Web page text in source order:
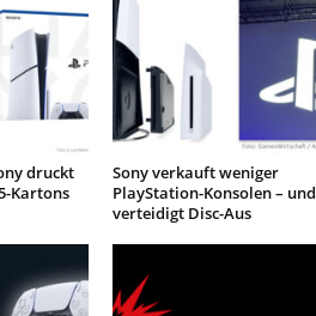
druckt
Kartons
Sony verkauft weniger
PlayStation-Konsolen – und
verteidigt Disc-Aus